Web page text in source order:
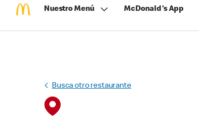
Nuestro Menú McDonald's App
Busca otro restaurante